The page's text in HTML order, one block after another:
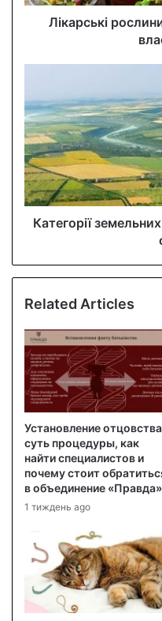
d
Лікарські
Категорії
Related Articles
Установление
суть процедуры, как
найти специалистов и
почему стоит
в объединение «Правда»
1 тиждень ago